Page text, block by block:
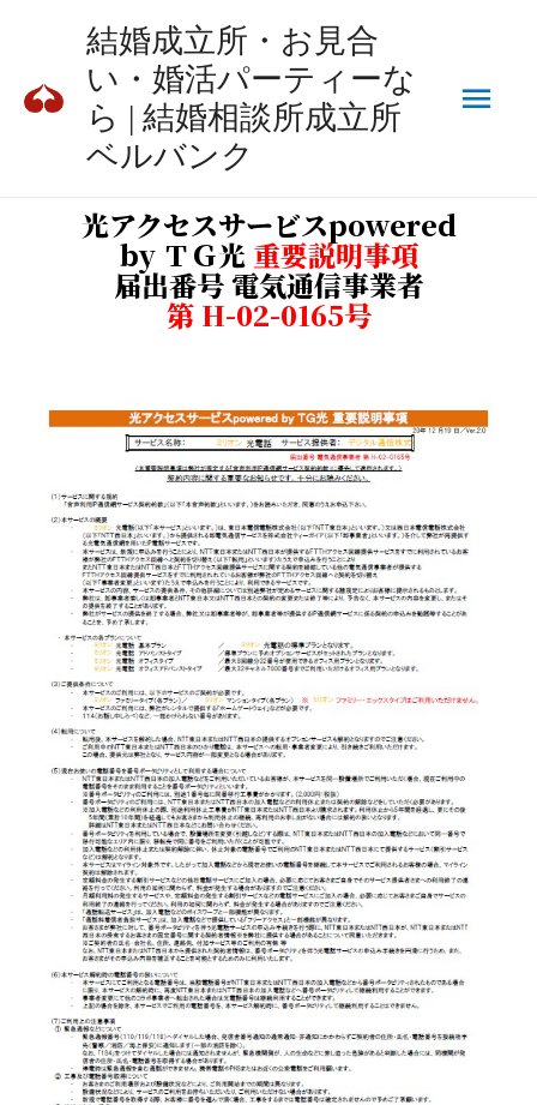
結婚成立所・お見合
い・婚活パーティーな
ら | 結婚相談所成立所
ベルバンク
光アクセスサービスpowered
by ＴＧ光 重要説明事項
届出番号 電気通信事業者
第 H-02-0165号